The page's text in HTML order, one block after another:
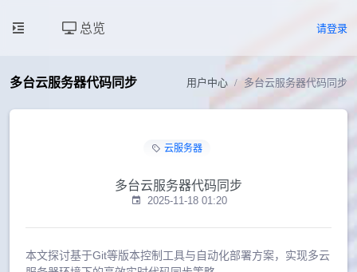
总览 请登录
多台云服务器代码同步 用户中心 多台云服务器代码同步
云服务器
多台云服务器代码同步
2025-11-18 01:20
本文探讨基于Git等版本控制工具与自动化部署方案，实现多云